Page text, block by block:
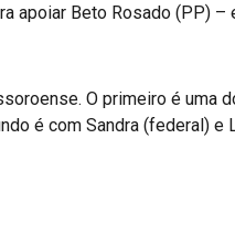
apoiar Beto Rosado (PP) –
O primeiro é uma
é com Sandra (federal) e